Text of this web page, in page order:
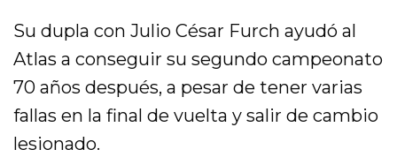
Su dupla con Julio César Furch ayudó al
Atlas a conseguir su segundo campeonato
70 años después, a pesar de tener varias
fallas en la final de vuelta y salir de cambio
lesionado.